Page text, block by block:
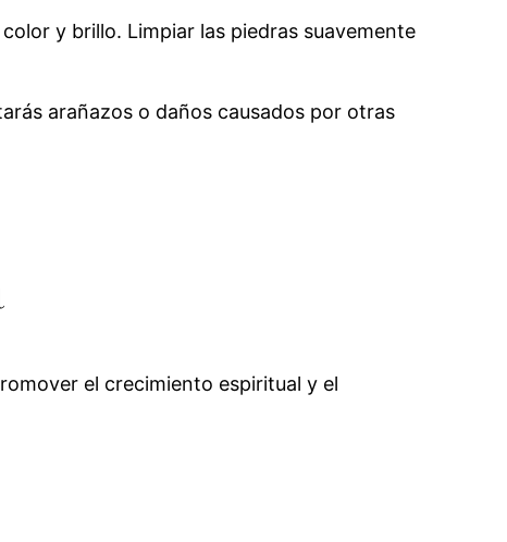
y brillo. Limpiar las piedras suavemente
arañazos o daños causados por otras
el crecimiento espiritual y el